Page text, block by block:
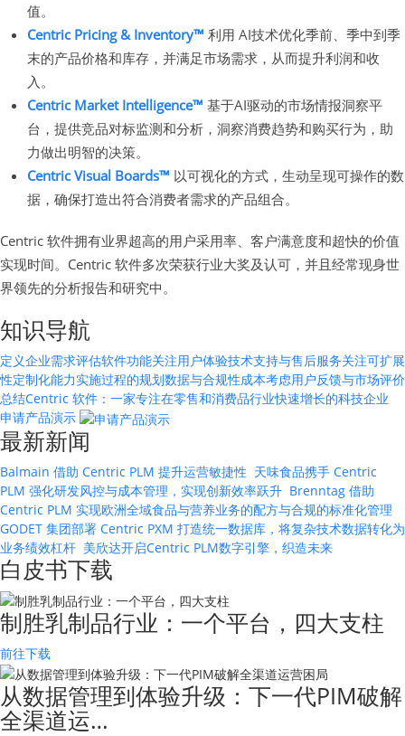
值。
Centric Pricing & Inventory™ 利用 AI技术优化季前、季中到季
末的产品价格和库存，并满足市场需求，从而提升利润和收
入。
Centric Market Intelligence™ 基于AI驱动的市场情报洞察平
台，提供竞品对标监测和分析，洞察消费趋势和购买行为，助
力做出明智的决策。
Centric Visual Boards™ 以可视化的方式，生动呈现可操作的数
据，确保打造出符合消费者需求的产品组合。
Centric 软件拥有业界超高的用户采用率、客户满意度和超快的价值
实现时间。Centric 软件多次荣获行业大奖及认可，并且经常现身世
界领先的分析报告和研究中。
知识导航
定义企业需求评估软件功能关注用户体验技术支持与售后服务关注可扩展
性定制化能力实施过程的规划数据与合规性成本考虑用户反馈与市场评价
总结Centric 软件：一家专注在零售和消费品行业快速增长的科技企业
申请产品演示
最新新闻
Balmain 借助 Centric PLM 提升运营敏捷性 天味食品携手 Centric
PLM 强化研发风控与成本管理，实现创新效率跃升 Brenntag 借助
Centric PLM 实现欧洲全域食品与营养业务的配方与合规的标准化管理
GODET 集团部署 Centric PXM 打造统一数据库，将复杂技术数据转化为
业务绩效杠杆 美欣达开启Centric PLM数字引擎，织造未来
白皮书下载
制胜乳制品行业：一个平台，四大支柱
前往下载
从数据管理到体验升级：下一代PIM破解
全渠道运…